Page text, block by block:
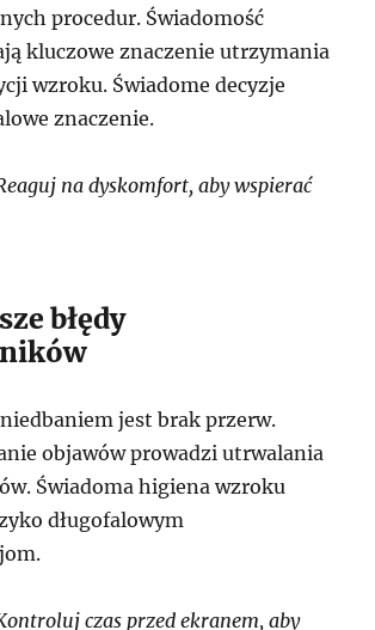
procedur. Świadomość
kluczowe znaczenie utrzymania
wzroku. Świadome decyzje
znaczenie.
na dyskomfort, aby wspierać
błędy
jest brak przerw.
objawów prowadzi utrwalania
Świadoma higiena wzroku
długofalowym
czas przed ekranem, aby